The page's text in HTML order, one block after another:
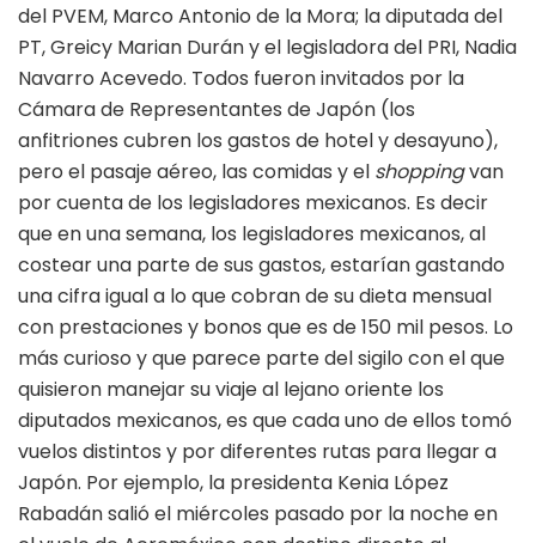
del PVEM, Marco Antonio de la Mora; la diputada del
PT, Greicy Marian Durán y el legisladora del PRI, Nadia
Navarro Acevedo. Todos fueron invitados por la
Cámara de Representantes de Japón (los
anfitriones cubren los gastos de hotel y desayuno),
pero el pasaje aéreo, las comidas y el shoppingvan
por cuenta de los legisladores mexicanos. Es decir
que en una semana, los legisladores mexicanos, al
costear una parte de sus gastos, estarían gastando
una cifra igual a lo que cobran de su dieta mensual
con prestaciones y bonos que es de 150 mil pesos. Lo
más curioso y que parece parte del sigilo con el que
quisieron manejar su viaje al lejano oriente los
diputados mexicanos, es que cada uno de ellos tomó
vuelos distintos y por diferentes rutas para llegar a
Japón. Por ejemplo, la presidenta Kenia López
Rabadán salió el miércoles pasado por la noche en